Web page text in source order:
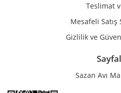
Teslimat
Mesafeli Satış
Gizlilik ve
Sazan Avı